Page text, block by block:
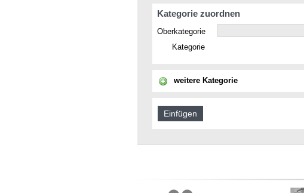
Kategorie zuordnen
Oberkategorie
Kategorie
weitere Kategorie